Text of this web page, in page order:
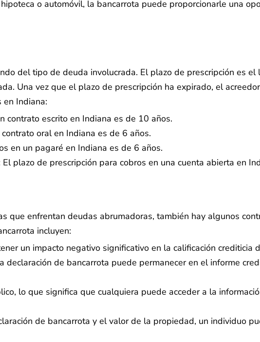
o automóvil, la bancarrota puede proporcionarle una
del tipo de deuda involucrada. El plazo de prescripción es
Una vez que el plazo de prescripción ha expirado, el
Indiana:
contrato escrito en Indiana es de 10 años.
oral en Indiana es de 6 años.
en un pagaré en Indiana es de 6 años.
plazo de prescripción para cobros en una cuenta abierta en
que enfrentan deudas abrumadoras, también hay algunos
incluyen:
un impacto negativo significativo en la calificación crediticia
de bancarrota puede permanecer en el informe
lo que significa que cualquiera puede acceder a la
de bancarrota y el valor de la propiedad, un individuo